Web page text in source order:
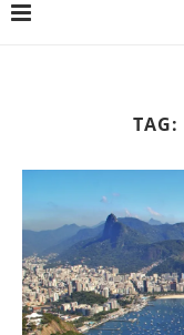
TAG: